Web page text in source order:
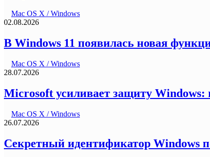
Mac OS X / Windows
02.08.2026
В Windows 11 появилась новая
Mac OS X / Windows
28.07.2026
Microsoft усиливает защиту Windows:
Mac OS X / Windows
26.07.2026
Секретный идентификатор Windows